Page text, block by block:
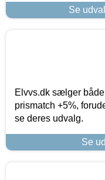
Se
Elvvs.dk sælger
prismatch +5%,
se deres udvalg.
Se